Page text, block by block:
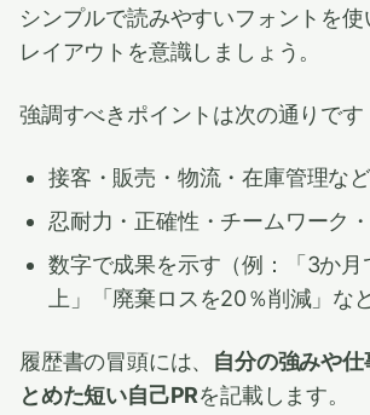
シンプルで読みやすいフォントを
レイアウトを意識しましょう。
強調すべきポイントは次の通りです
接客・販売・物流・在庫管理な
忍耐力・正確性・チームワーク
数字で成果を示す（例：「3か月
上」「廃棄ロスを20％削減」など
履歴書の冒頭には、 自分の強みや
とめた短い自己PRを記載します。